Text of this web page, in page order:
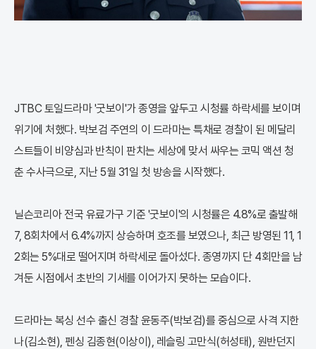
JTBC 토일드라마 '굿보이'가 종영을 앞두고 시청률 하락세를 보이며
위기에 처했다. 박보검 주연의 이 드라마는 특채로 경찰이 된 메달리
스트들이 비양심과 반칙이 판치는 세상에 맞서 싸우는 코믹 액션 청
춘 수사극으로, 지난 5월 31일 첫 방송을 시작했다.
닐슨코리아 전국 유료가구 기준 '굿보이'의 시청률은 4.8%로 출발해
7, 8회차에서 6.4%까지 상승하며 호조를 보였으나, 최근 방영된 11, 1
2회는 5%대로 떨어지며 하락세로 돌아섰다. 종영까지 단 4회만을 남
겨둔 시점에서 초반의 기세를 이어가지 못하는 모습이다.
드라마는 복싱 선수 출신 경찰 윤동주(박보검)를 중심으로 사격 지한
나(김소현), 펜싱 김종현(이상이), 레슬링 고만식(허성태), 원반던지